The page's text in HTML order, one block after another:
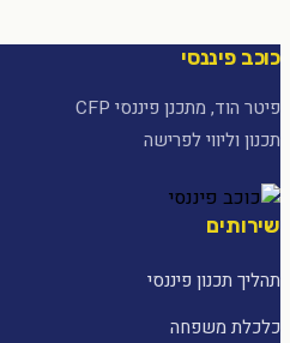
כוכב פיננסי
פיטר הוד, מתכנן פיננסי CFP
תכנון וליווי לפרישה
שירותים
תהליך תכנון פיננסי
כלכלת משפחה